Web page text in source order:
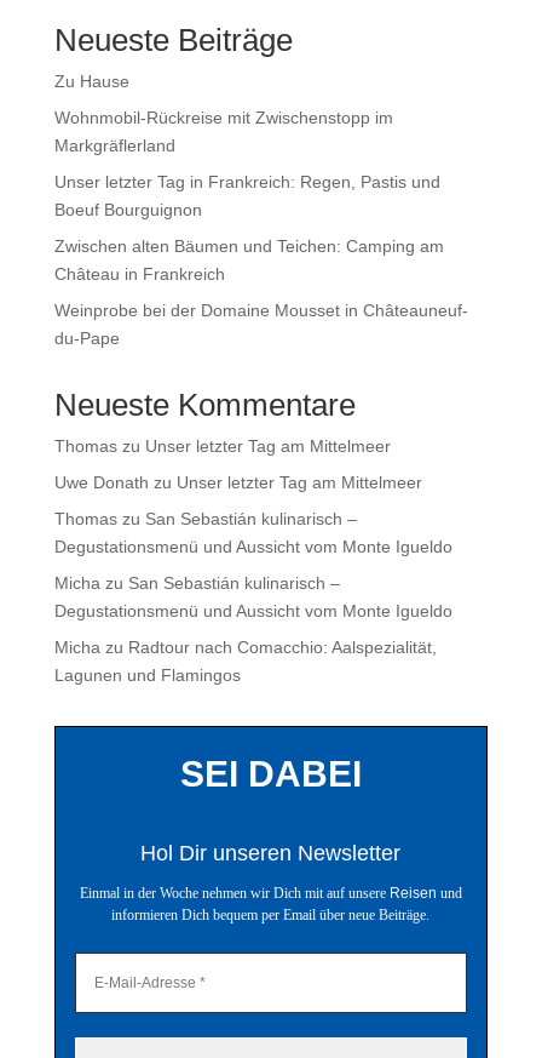
Neueste Beiträge
Zu Hause
Wohnmobil-Rückreise mit Zwischenstopp im
Markgräflerland
Unser letzter Tag in Frankreich: Regen, Pastis und
Boeuf Bourguignon
Zwischen alten Bäumen und Teichen: Camping am
Château in Frankreich
Weinprobe bei der Domaine Mousset in Châteauneuf-
du-Pape
Neueste Kommentare
Thomaszu Unser letzter Tag am Mittelmeer
Uwe Donath zu Unser letzter Tag am Mittelmeer
Thomaszu San Sebastián kulinarisch –
Degustationsmenü und Aussicht vom Monte Igueldo
Micha zu San Sebastián kulinarisch –
Degustationsmenü und Aussicht vom Monte Igueldo
Micha zu Radtour nach Comacchio: Aalspezialität,
Lagunen und Flamingos
SEI DABEI
Hol Dir unseren Newsletter
Einmal in der Woche nehmen wir Dich mit auf unsere Reisen und
informieren Dich bequem per Email über neue Beiträge.